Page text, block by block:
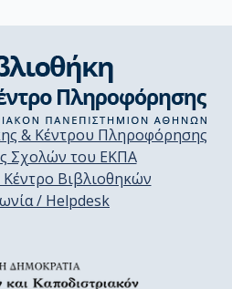
& Κέντρου Πληροφόρησης
Σχολών του ΕΚΠΑ
Κέντρο Βιβλιοθηκών
/ Helpdesk